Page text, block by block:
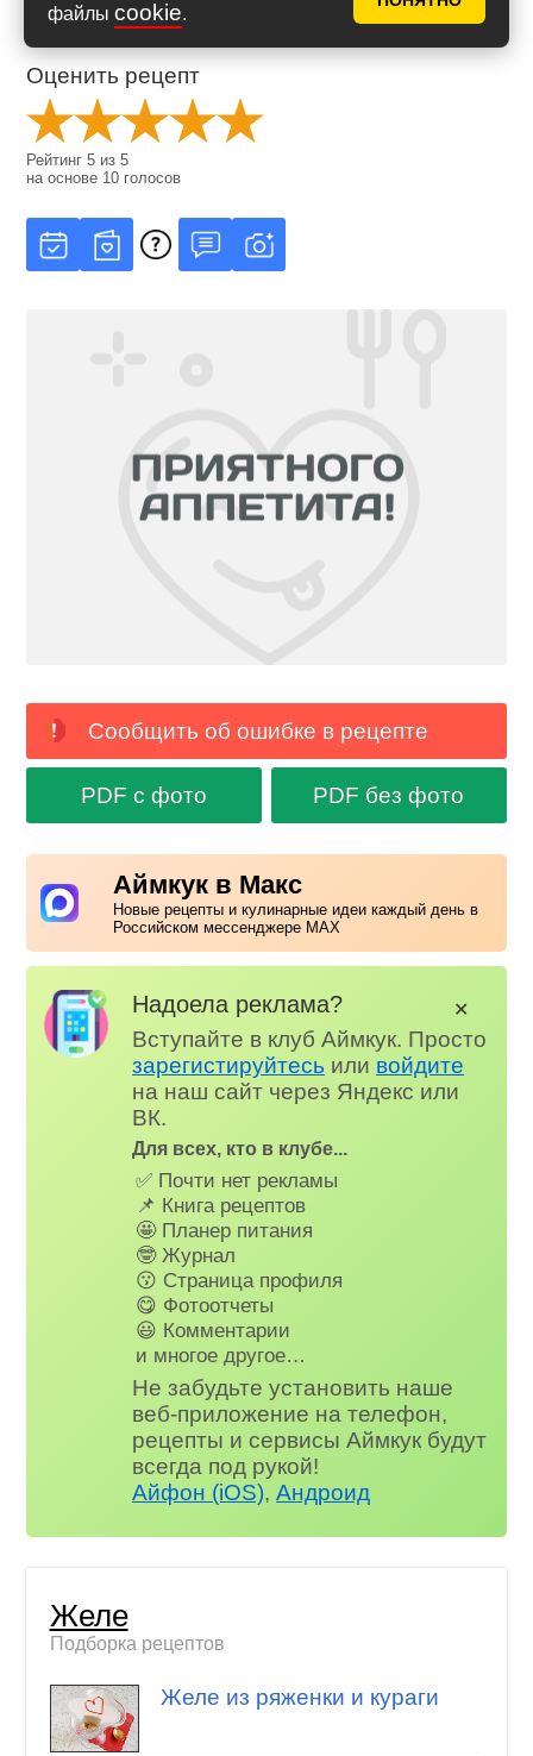
файлы cookie.
Оценить рецепт
Рейтинг5 из5
на основе 10 голосов
Сообщить об ошибке в рецепте
PDF с фото PDF без фото
Аймкук в Макс
Новые рецепты и кулинарные идеи каждый день в
Российском мессенджере MAX
Надоела реклама?
Вступайте в клуб Аймкук. Просто
зарегистируйтесь или войдите
на наш сайт через Яндекс или
ВК.
Для всех, кто в клубе...
✅ Почти нет рекламы
📌 Книга рецептов
🤩 Планер питания
🤓 Журнал
😗 Страница профиля
😋 Фотоотчеты
😃 Комментарии
и многое другое…
Не забудьте установить наше
веб-приложение на телефон,
рецепты и сервисы Аймкук будут
всегда под рукой!
Айфон (iOS),Андроид
✕
Желе
Подборка рецептов
Желе из ряженки и кураги